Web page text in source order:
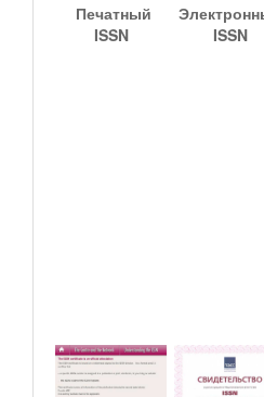
Печатный
ISSN
ISSN